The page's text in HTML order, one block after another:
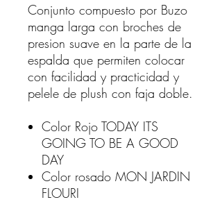
Conjunto compuesto por Buzo
manga larga con broches de
presion suave en la parte de la
espalda que permiten colocar
con facilidad y practicidad y
pelele de plush con faja doble.
Color Rojo TODAY ITS
GOING TO BE A GOOD
DAY
Color rosado MON JARDIN
FLOURI